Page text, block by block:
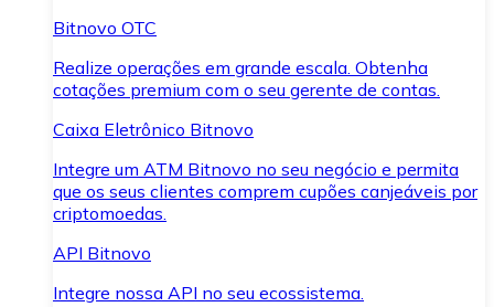
Bitnovo OTC
Realize operações em grande escala. Obtenha
cotações premium com o seu gerente de contas.
Caixa Eletrônico Bitnovo
Integre um ATM Bitnovo no seu negócio e permita
que os seus clientes comprem cupões canjeáveis por
criptomoedas.
API Bitnovo
Integre nossa API no seu ecossistema.